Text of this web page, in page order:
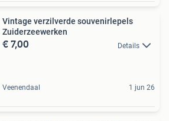
Vintage verzilverde souvenirlepels
Zuiderzeewerken
€ 7,00 Details
Veenendaal 1 jun 26